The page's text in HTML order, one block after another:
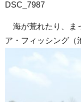
DSC_7987
海が荒れたり、ま
ア・フィッシング（